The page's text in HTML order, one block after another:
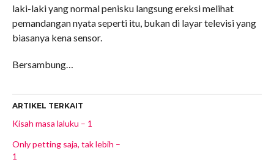
laki-laki yang normal penisku langsung ereksi melihat
pemandangan nyata seperti itu, bukan di layar televisi yang
biasanya kena sensor.
Bersambung…
ARTIKEL TERKAIT
Kisah masa laluku – 1
Only petting saja, tak lebih –
1